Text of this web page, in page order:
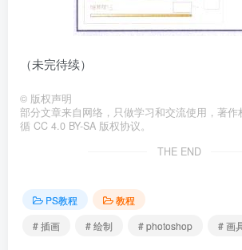
（未完待续）
© 版权声明
部分文章来自网络，只做学习和交流使用，著作
循 CC 4.0 BY-SA 版权协议。
THE END
PS教程
教程
# 插画
# 绘制 # photoshop # 画